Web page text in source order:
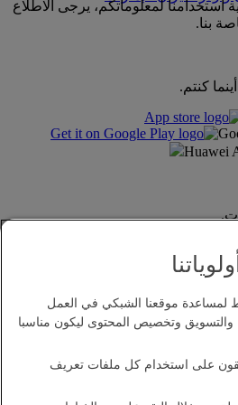
استخدامنا لمعلوماتكم، يرجى الاطلاع
بنا.
كنتم.
Huawei
لمساعدة موقعنا الشبكي في العمل
وتخصيص المحتوى ليكون مناسبا
على استخدام كل ملفات تعريف